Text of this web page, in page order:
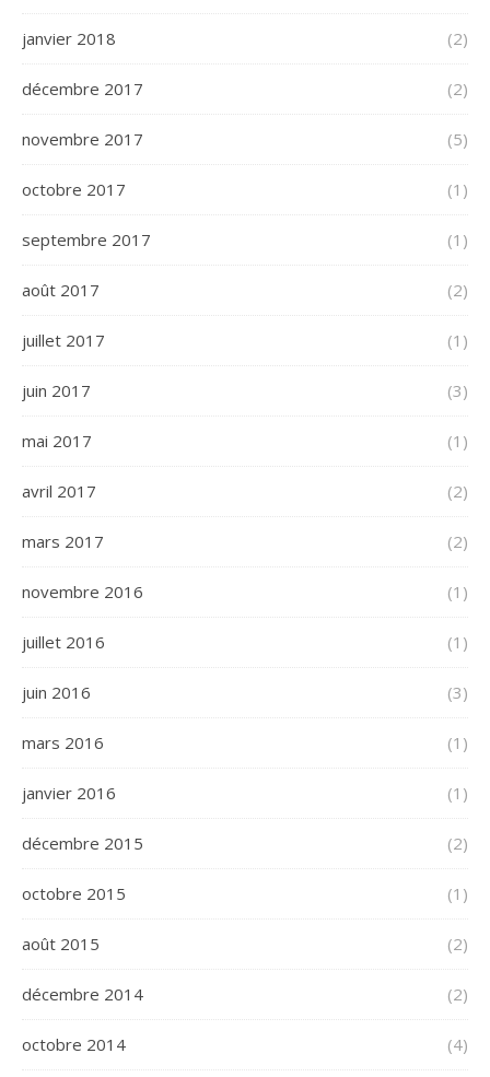
janvier 2018 (2)
décembre 2017 (2)
novembre 2017 (5)
octobre 2017 (1)
septembre 2017 (1)
août 2017 (2)
juillet 2017 (1)
juin 2017 (3)
mai 2017 (1)
avril 2017 (2)
mars 2017 (2)
novembre 2016 (1)
juillet 2016 (1)
juin 2016 (3)
mars 2016 (1)
janvier 2016 (1)
décembre 2015 (2)
octobre 2015 (1)
août 2015 (2)
décembre 2014 (2)
octobre 2014 (4)